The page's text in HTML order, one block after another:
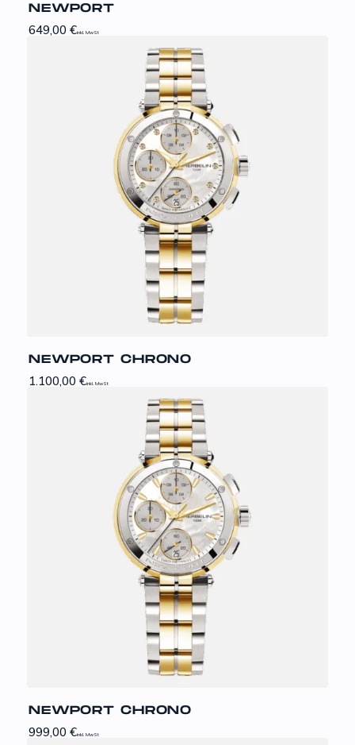
NEWPORT
649,00€inkl. MwSt
NEWPORT CHRONO
1.100,00€inkl. MwSt
NEWPORT CHRONO
999,00€inkl. MwSt